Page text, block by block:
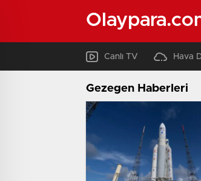
Canlı TV Hava
Gezegen Haberleri